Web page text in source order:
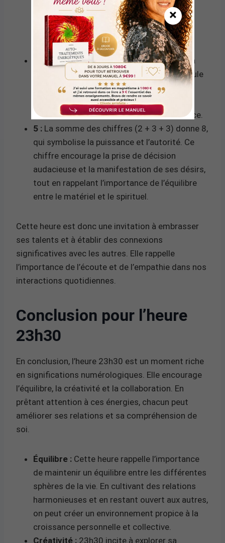
l’harmonie, encourageant les individus à
rechercher des solutions pacifiques et à
travailler ensemble pour atteindre des
objectifs communs.
Le chiffre 3 est associé à la créativité, à
l’expression personnelle et à la joie. Il stimule
l’optimisme et l’enthousiasme, permettant
aux individus de s’exprimer librement et
d’explorer de nouvelles idées avec confiance.
5 : La somme des chiffres (2 + 3 + 3) donne 8,
qui symbolise la puissance et l’autorité. Ce
chiffre encourage la prise de décision
audacieuse et la manifestation de ses désirs,
tout en rappelant l’importance de l’équilibre
entre le matériel et le spirituel.
Cette heure est donc une invitation à embrasser
ses talents et à établir des connexions
significatives avec les autres. Elle rappelle
l’importance de l’écoute et de l’empathie dans nos
interactions quotidiennes.
Conclusion pour l’heure
23h30
En conclusion, l’heure 23h30 est un moment riche
en significations numérologiques. Elle encourage
l’équilibre, la créativité et la collaboration. En
prêtant attention à ces énergies, chacun peut
améliorer ses relations et sa compréhension de
soi.
Équilibre : Cette heure rappelle l’importance
de maintenir un équilibre entre les différentes
sphères de la vie. En cultivant des relations
harmonieuses et en restant ouvert aux autres,
on peut créer un environnement propice à la
croissance personnelle et collective.
Créativité : 23h30 incite à explorer sa
×